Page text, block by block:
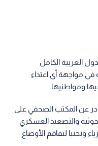
العربية الكامل
في مواجهة أي اعتداء
ومواطنيها.
عن المكتب الصحفي على
والتصعيد العسكري
وتجنبا لتفاقم الأوضاع